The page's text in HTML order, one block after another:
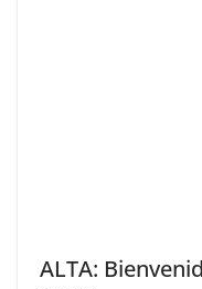
ALTA: